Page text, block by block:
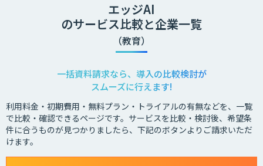
エッジAI
のサービス比較と企業一覧
（教育）
一括資料請求なら、導入の比較検討が
スムーズに行えます!
利用料金・初期費用・無料プラン・トライアルの有無などを、一覧
で比較・確認できるページです。サービスを比較・検討後、希望条
件に合うものが見つかりましたら、下記のボタンよりご請求いただ
けます。